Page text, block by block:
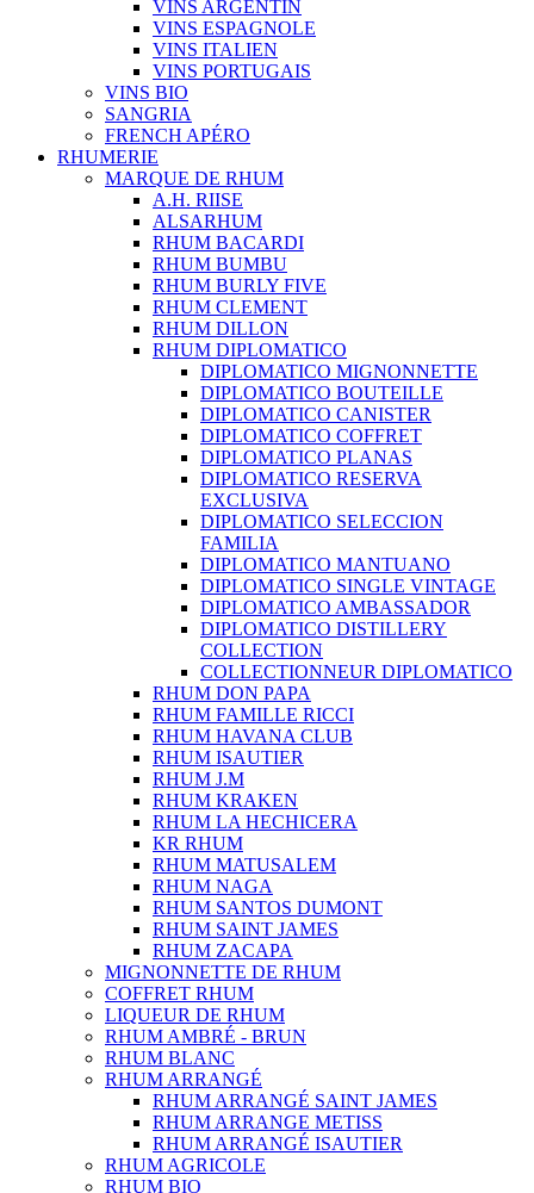
VINS ARGENTIN
VINS ESPAGNOLE
VINS ITALIEN
VINS PORTUGAIS
VINS BIO
SANGRIA
FRENCH APÉRO
RHUMERIE
MARQUE DE RHUM
A.H. RIISE
ALSARHUM
RHUM BACARDI
RHUM BUMBU
RHUM BURLY FIVE
RHUM CLEMENT
RHUM DILLON
RHUM DIPLOMATICO
DIPLOMATICO MIGNONNETTE
DIPLOMATICO BOUTEILLE
DIPLOMATICO CANISTER
DIPLOMATICO COFFRET
DIPLOMATICO PLANAS
DIPLOMATICO RESERVA
EXCLUSIVA
DIPLOMATICO SELECCION
FAMILIA
DIPLOMATICO MANTUANO
DIPLOMATICO SINGLE VINTAGE
DIPLOMATICO AMBASSADOR
DIPLOMATICO DISTILLERY
COLLECTION
COLLECTIONNEUR DIPLOMATICO
RHUM DON PAPA
RHUM FAMILLE RICCI
RHUM HAVANA CLUB
RHUM ISAUTIER
RHUM J.M
RHUM KRAKEN
RHUM LA HECHICERA
KR RHUM
RHUM MATUSALEM
RHUM NAGA
RHUM SANTOS DUMONT
RHUM SAINT JAMES
RHUM ZACAPA
MIGNONNETTE DE RHUM
COFFRET RHUM
LIQUEUR DE RHUM
RHUM AMBRÉ - BRUN
RHUM BLANC
RHUM ARRANGÉ
RHUM ARRANGÉ SAINT JAMES
RHUM ARRANGE METISS
RHUM ARRANGÉ ISAUTIER
RHUM AGRICOLE
RHUM BIO